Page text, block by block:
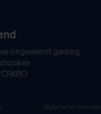
ongewenst gedrag
Algemene